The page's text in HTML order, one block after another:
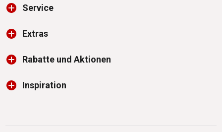
Service
Extras
Rabatte und Aktionen
Inspiration